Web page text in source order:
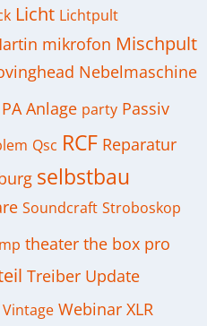
Licht Lichtpult
mikrofon Mischpult
Nebelmaschine
PA Anlage party Passiv
Qsc RCF Reparatur
selbstbau
Soundcraft Stroboskop
theater the box pro
Treiber Update
Vintage Webinar XLR